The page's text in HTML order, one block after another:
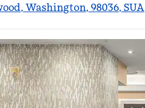
Washington, 98036, SUA